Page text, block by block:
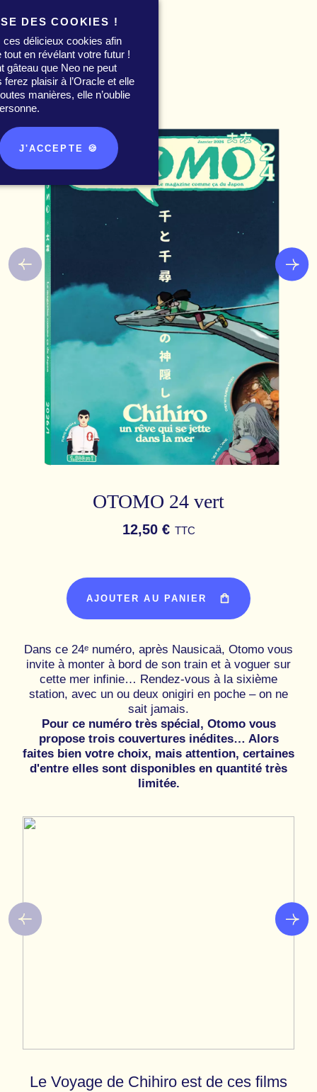
DES COOKIES !
ces délicieux cookies afin
tout en révélant votre futur !
gâteau que Neo ne peut
ferez plaisir à l’Oracle et elle
manières, elle n’oublie
J'ACCEPTE 🍪
0
OTOMO 24 vert
12,50 € TTC
AJOUTER AU PANIER
Dans ce 24ᵉ numéro, après Nausicaä, Otomo vous
invite à monter à bord de son train et à voguer sur
cette mer infinie… Rendez-vous à la sixième
station, avec un ou deux onigiri en poche – on ne
sait jamais.
Pour ce numéro très spécial, Otomo vous
propose trois couvertures inédites… Alors
faites bien votre choix, mais attention, certaines
d'entre elles sont disponibles en quantité très
limitée.
Le Voyage de Chihiro est de ces films